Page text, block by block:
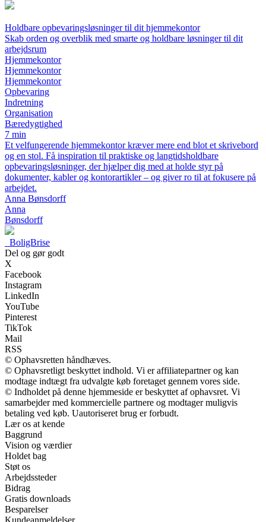
Holdbare opbevaringsløsninger til dit hjemmekontor
Skab orden og overblik med smarte og holdbare løsninger til dit
arbejdsrum
Hjemmekontor
Hjemmekontor
Hjemmekontor
Opbevaring
Indretning
Organisation
Bæredygtighed
7 min
Et velfungerende hjemmekontor kræver mere end blot et skrivebord
og en stol. Få inspiration til praktiske og langtidsholdbare
opbevaringsløsninger, der hjælper dig med at holde styr på
dokumenter, kabler og kontorartikler – og giver ro til at fokusere på
arbejdet.
Anna Bønsdorff
Anna
Bønsdorff
BoligBrise
Del og gør godt
X
Facebook
Instagram
LinkedIn
YouTube
Pinterest
TikTok
Mail
RSS
© Ophavsretten håndhæves.
© Ophavsretligt beskyttet indhold. Vi er affiliatepartner og kan
modtage indtægt fra udvalgte køb foretaget gennem vores side.
© Indholdet på denne hjemmeside er beskyttet af ophavsret. Vi
samarbejder med kommercielle partnere og modtager muligvis
betaling ved køb. Uautoriseret brug er forbudt.
Lær os at kende
Baggrund
Vision og værdier
Holdet bag
Støt os
Arbejdssteder
Bidrag
Gratis downloads
Besparelser
Kundeanmeldelser